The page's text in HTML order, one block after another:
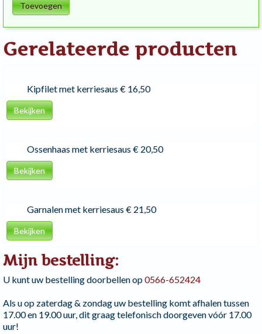
Toevoegen
Gerelateerde producten
Kipfilet met kerriesaus€ 16,50
Bekijken
Ossenhaas met kerriesaus€ 20,50
Bekijken
Garnalen met kerriesaus€ 21,50
Bekijken
Mijn bestelling:
U kunt uw bestelling doorbellen op0566-652424
Als u op zaterdag & zondag uw bestelling komt afhalen tussen
17.00 en 19.00 uur, dit graag telefonisch doorgeven vóór 17.00
uur!